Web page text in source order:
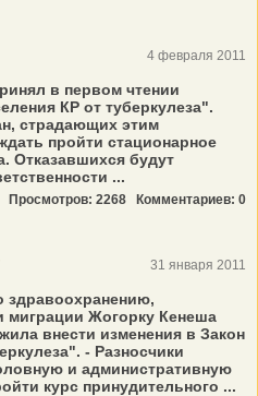
4 февраля 2011
в первом чтении
КР от туберкулеза".
страдающих этим
пройти стационарное
Отказавшихся будут
...
Просмотров: 2268 Комментариев: 0
31 января 2011
здравоохранению,
миграции Жогорку Кенеша
внести изменения в Закон
- Разносчики
и административную
курс принудительного ...